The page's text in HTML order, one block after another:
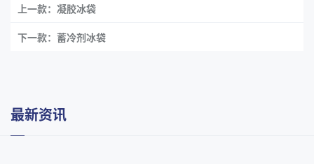
上一款：凝胶冰袋
下一款：蓄冷剂冰袋
最新资讯